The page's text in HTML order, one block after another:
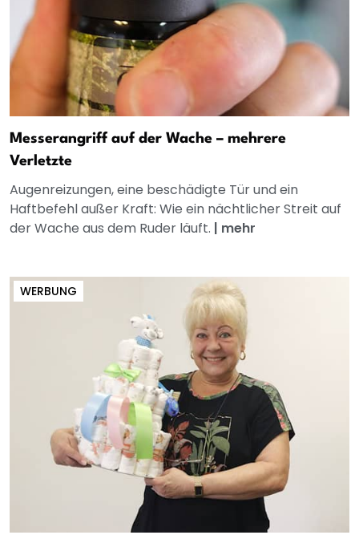
Messerangriff auf der Wache – mehrere
Verletzte
Augenreizungen, eine beschädigte Tür und ein
Haftbefehl außer Kraft: Wie ein nächtlicher Streit auf
der Wache aus dem Ruder läuft. | mehr
WERBUNG